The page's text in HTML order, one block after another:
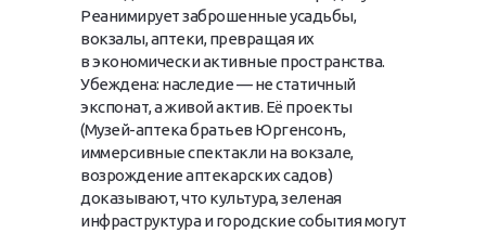
Реанимирует заброшенные усадьбы,
вокзалы, аптеки, превращая их
в экономически активные пространства.
Убеждена: наследие — не статичный
экспонат, а живой актив. Её проекты
(Музей-аптека братьев Юргенсонъ,
иммерсивные спектакли на вокзале,
возрождение аптекарских садов)
доказывают, что культура, зеленая
инфраструктура и городские события могут